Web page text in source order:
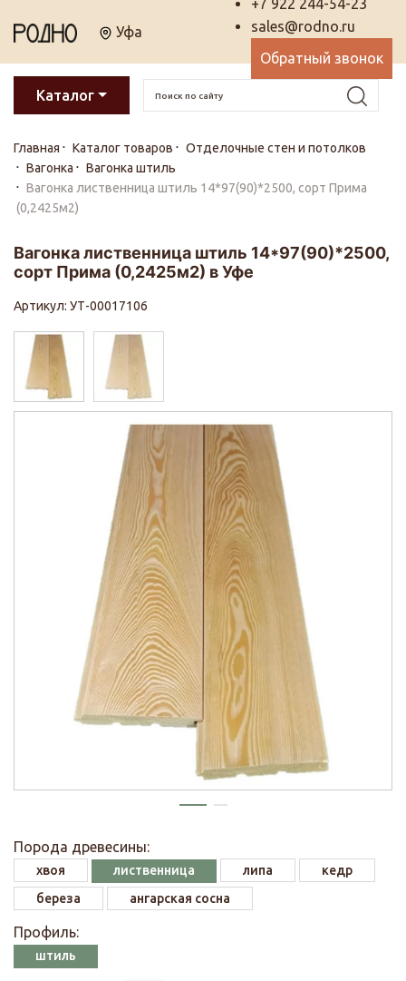
Уфа
+7 922 244-54-23
sales@rodno.ru
Обратный звонок
Каталог
Главная Каталог товаров
Отделочные стен и потолков
Вагонка
Вагонка штиль
Вагонка лиственница штиль 14*97(90)*2500, сорт Прима
(0,2425м2)
Вагонка лиственница штиль 14*97(90)*2500,
сорт Прима (0,2425м2) в Уфе
Артикул: УТ-00017106
Порода древесины:
хвоя лиственница липа
кедр
береза
ангарская сосна
Профиль:
штиль